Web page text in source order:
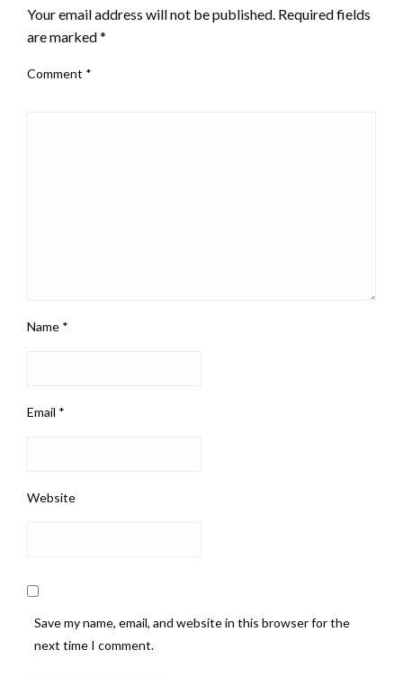
Your email address will not be published. Required fields
are marked*
Comment *
Name *
Email *
Website
Save my name, email, and website in this browser for the
next time I comment.